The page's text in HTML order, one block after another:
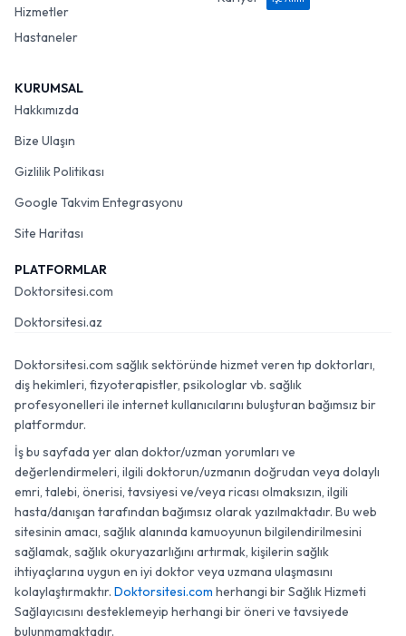
Hizmetler
Hastaneler
KURUMSAL
Hakkımızda
Bize Ulaşın
Gizlilik Politikası
Google Takvim Entegrasyonu
Site Haritası
PLATFORMLAR
Doktorsitesi.com
Doktorsitesi.az
Doktorsitesi.com sağlık sektöründe hizmet veren tıp doktorları,
diş hekimleri, fizyoterapistler, psikologlar vb. sağlık
profesyonelleri ile internet kullanıcılarını buluşturan bağımsız bir
platformdur.
İş bu sayfada yer alan doktor/uzman yorumları ve
değerlendirmeleri, ilgili doktorun/uzmanın doğrudan veya dolaylı
emri, talebi, önerisi, tavsiyesi ve/veya ricası olmaksızın, ilgili
hasta/danışan tarafından bağımsız olarak yazılmaktadır. Bu web
sitesinin amacı, sağlık alanında kamuoyunun bilgilendirilmesini
sağlamak, sağlık okuryazarlığını artırmak, kişilerin sağlık
ihtiyaçlarına uygun en iyi doktor veya uzmana ulaşmasını
kolaylaştırmaktır. Doktorsitesi.com herhangi bir Sağlık Hizmeti
Sağlayıcısını desteklemeyip herhangi bir öneri ve tavsiyede
bulunmamaktadır.